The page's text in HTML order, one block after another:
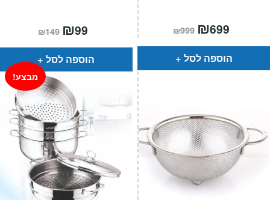
₪149 המחיר
המקורי
היה:
₪149.
₪99
הוא:
הוספה לסל
₪999 המחיר
המקורי
היה:
₪999.
₪699
הוא:
הוספה לסל
מבצע!